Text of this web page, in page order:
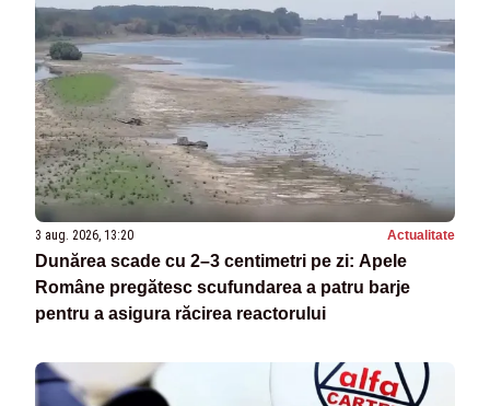
3 aug. 2026, 13:20 Actualitate
Dunărea scade cu 2–3 centimetri pe zi: Apele
Române pregătesc scufundarea a patru barje
pentru a asigura răcirea reactorului